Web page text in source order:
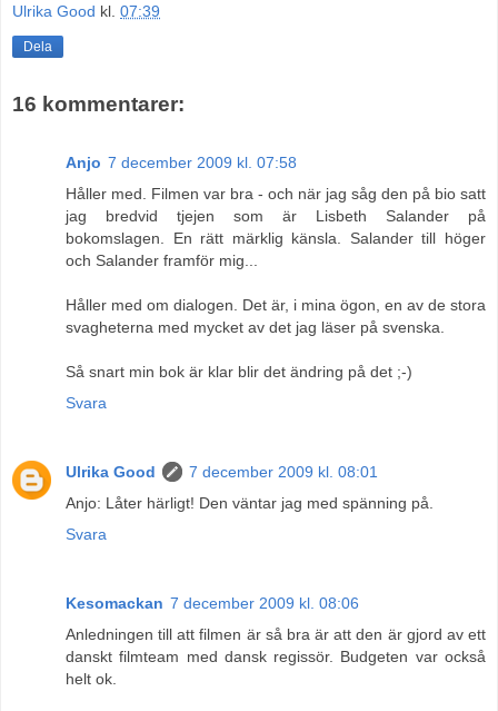
Ulrika Good kl. 07:39
Dela
16 kommentarer:
Anjo 7 december 2009 kl. 07:58
Håller med. Filmen var bra - och när jag såg den på bio satt
jag bredvid tjejen som är Lisbeth Salander på
bokomslagen. En rätt märklig känsla. Salander till höger
och Salander framför mig...
Håller med om dialogen. Det är, i mina ögon, en av de stora
svagheterna med mycket av det jag läser på svenska.
Så snart min bok är klar blir det ändring på det ;-)
Svara
Ulrika Good
7 december 2009 kl. 08:01
Anjo: Låter härligt! Den väntar jag med spänning på.
Svara
Kesomackan 7 december 2009 kl. 08:06
Anledningen till att filmen är så bra är att den är gjord av ett
danskt filmteam med dansk regissör. Budgeten var också
helt ok.